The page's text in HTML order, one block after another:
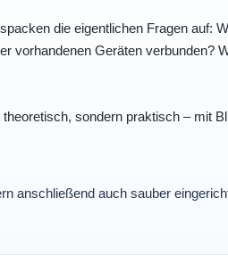
die eigentlichen Fragen auf:
vorhandenen Geräten verbunden?
sondern praktisch – mit
anschließend auch sauber